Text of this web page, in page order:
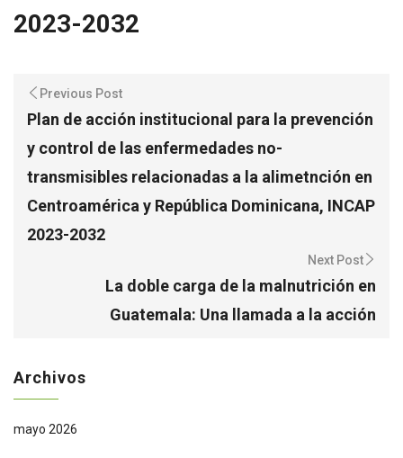
2023-2032
Previous Post
Plan de acción institucional para la prevención
y control de las enfermedades no-
transmisibles relacionadas a la alimetnción en
Centroamérica y República Dominicana, INCAP
2023-2032
Next Post
La doble carga de la malnutrición en
Guatemala: Una llamada a la acción
Archivos
mayo 2026